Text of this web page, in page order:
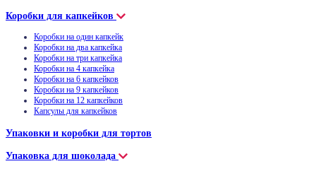
Коробки для капкейков
Коробки на один капкейк
Коробки на два капкейка
Коробки на три капкейка
Коробки на 4 капкейка
Коробки на 6 капкейков
Коробки на 9 капкейков
Коробки на 12 капкейков
Капсулы для капкейков
Упаковки и коробки для тортов
Упаковка для шоколада